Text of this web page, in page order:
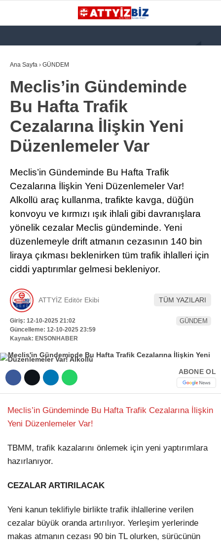
WhatsApp İhbar
Hattı
Dribbble
KATEGORİLER
GÜNDEM
112 ACİL
KPSS
PARAMEDİK (AABT)
STK
İLANLAR
TERCİH ROBOTU
Ana Sayfa › GÜNDEM
Meclis’in Gündeminde
Bu Hafta Trafik
Cezalarına İlişkin Yeni
Düzenlemeler Var
Meclis’in Gündeminde Bu Hafta Trafik
Cezalarına İlişkin Yeni Düzenlemeler Var!
Alkollü araç kullanma, trafikte kavga, düğün
konvoyu ve kırmızı ışık ihlali gibi davranışlara
yönelik cezalar Meclis gündeminde. Yeni
düzenlemeyle drift atmanın cezasının 140 bin
liraya çıkması beklenirken tüm trafik ihlalleri için
ciddi yaptırımlar gelmesi bekleniyor.
ATTYİZ Editör Ekibi TÜM YAZILARI
Giriş: 12-10-2025 21:02
Güncelleme: 12-10-2025 23:59
Kaynak: ENSONHABER
GÜNDEM
ABONE OL
Meclis’in Gündeminde Bu Hafta Trafik Cezalarına İlişkin
Yeni Düzenlemeler Var!
TBMM, trafik kazalarını önlemek için yeni yaptırımlara
hazırlanıyor.
CEZALAR ARTIRILACAK
Yeni kanun teklifiyle birlikte trafik ihlallerine verilen
cezalar büyük oranda artırılıyor. Yerleşim yerlerinde
makas atmanın cezası 90 bin TL olurken, sürücünün